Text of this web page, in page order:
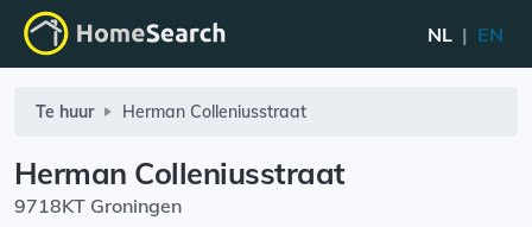
NL | EN
Te huur Herman Colleniusstraat
Herman Colleniusstraat
9718KT Groningen